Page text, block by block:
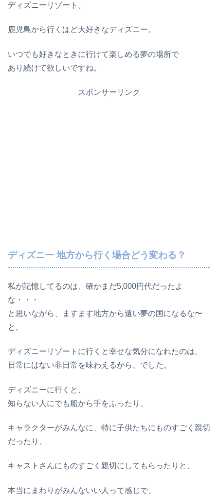
ディズニーリゾート。
鹿児島から行くほど大好きなディズニー。
いつでも好きなときに行けて楽しめる夢の場所で
あり続けて欲しいですね。
スポンサーリンク
ディズニー 地方から行く場合どう変わる？
私が記憶してるのは、確かまだ5,000円代だったよ
な・・・
と思いながら、ますます地方から遠い夢の国になるな〜
と。
ディズニーリゾートに行くと幸せな気分になれたのは、
日常にはない非日常を味わえるから、でした。
ディズニーに行くと、
知らない人にでも船から手をふったり、
キャラクターがみんなに、特に子供たちにものすごく親切
だったり、
キャストさんにものすごく親切にしてもらったりと、
本当にまわりがみんないい人って感じで、